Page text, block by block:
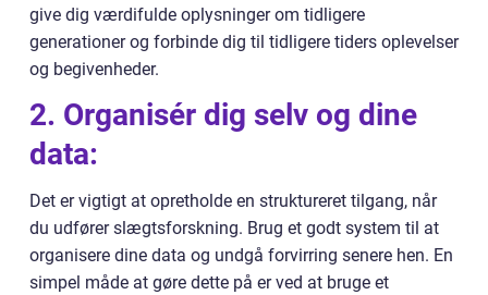
give dig værdifulde oplysninger om tidligere
generationer og forbinde dig til tidligere tiders oplevelser
og begivenheder.
2. Organisér dig selv og dine
data:
Det er vigtigt at opretholde en struktureret tilgang, når
du udfører slægtsforskning. Brug et godt system til at
organisere dine data og undgå forvirring senere hen. En
simpel måde at gøre dette på er ved at bruge et